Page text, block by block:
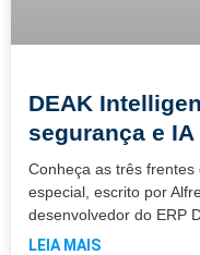
DEAK
segurança e
Conheça as três
especial, escrito por
desenvolvedor do ERP
LEIA MAIS